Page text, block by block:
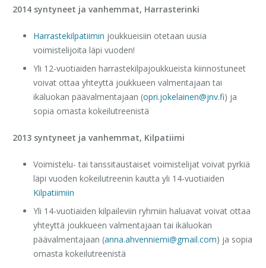
2014 syntyneet ja vanhemmat, Harrasterinki
Harrastekilpatiimin joukkueisiin otetaan uusia
voimistelijoita läpi vuoden!
Yli 12-vuotiaiden harrastekilpajoukkueista kiinnostuneet
voivat ottaa yhteyttä joukkueen valmentajaan tai
ikäluokan päävalmentajaan (opri.jokelainen@jnv.fi) ja
sopia omasta kokeilutreenistä
2013 syntyneet ja vanhemmat, Kilpatiimi
Voimistelu- tai tanssitaustaiset voimistelijat voivat pyrkiä
läpi vuoden kokeilutreenin kautta yli 14-vuotiaiden
Kilpatiimiin
Yli 14-vuotiaiden kilpaileviin ryhmiin haluavat voivat ottaa
yhteyttä joukkueen valmentajaan tai ikäluokan
päävalmentajaan (anna.ahvenniemi@gmail.com) ja sopia
omasta kokeilutreenistä